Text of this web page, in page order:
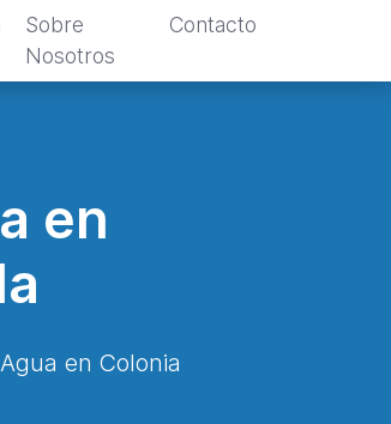
Sobre
Nosotros
Contacto
en
en Colonia